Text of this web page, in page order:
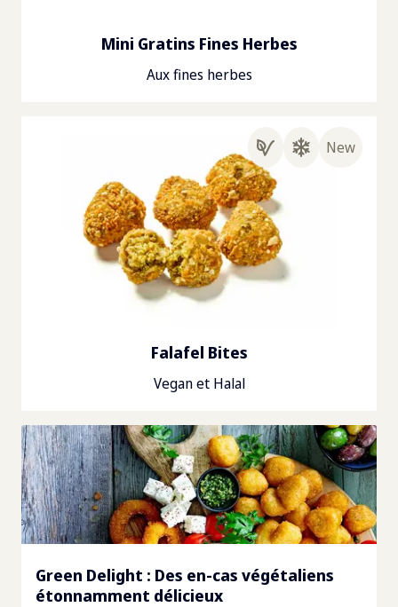
Mini Gratins Fines Herbes
Aux fines herbes
New
Falafel Bites
Vegan et Halal
Green Delight : Des en-cas végétaliens
étonnamment délicieux